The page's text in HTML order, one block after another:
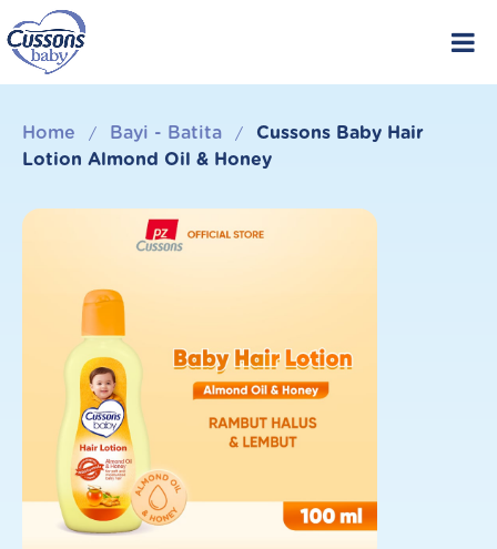
to
content
Home / Bayi - Batita /
Cussons Baby Hair
Lotion Almond Oil & Honey